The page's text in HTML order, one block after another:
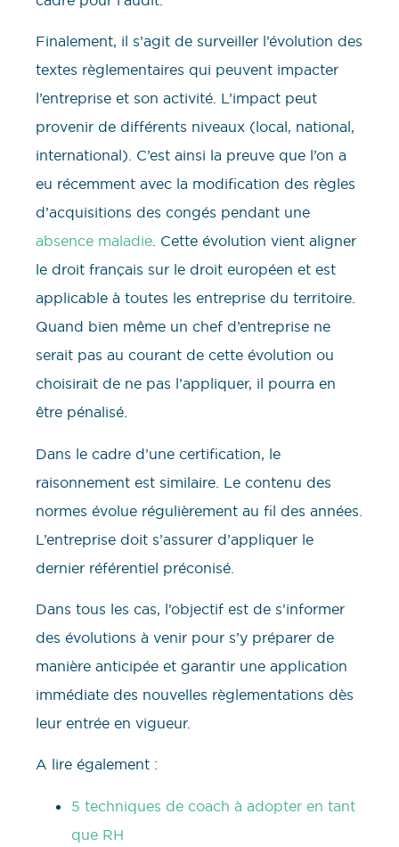
Finalement, il s’agit de surveiller l’évolution des
textes règlementaires qui peuvent impacter
l’entreprise et son activité. L’impact peut
provenir de différents niveaux (local, national,
international). C’est ainsi la preuve que l’on a
eu récemment avec la modification des règles
d’acquisitions des congés pendant une
absence maladie. Cette évolution vient aligner
le droit français sur le droit européen et est
applicable à toutes les entreprise du territoire.
Quand bien même un chef d’entreprise ne
serait pas au courant de cette évolution ou
choisirait de ne pas l’appliquer, il pourra en
être pénalisé.
Dans le cadre d’une certification, le
raisonnement est similaire. Le contenu des
normes évolue régulièrement au fil des années.
L’entreprise doit s’assurer d’appliquer le
dernier référentiel préconisé.
Dans tous les cas, l’objectif est de s’informer
des évolutions à venir pour s’y préparer de
manière anticipée et garantir une application
immédiate des nouvelles règlementations dès
leur entrée en vigueur.
A lire également :
5 techniques de coach à adopter en tant
que RH